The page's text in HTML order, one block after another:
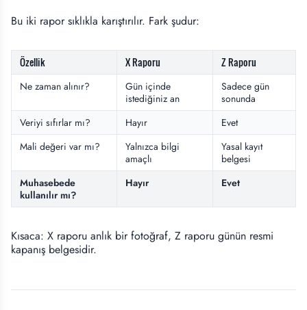
Bu iki rapor sıklıkla karıştırılır. Fark şudur:
Özellik X Raporu Z Raporu
Ne zaman alınır?
Gün içinde
istediğiniz an
Sadece gün
sonunda
Veriyi sıfırlar mı?
Hayır
Evet
Mali değeri var mı?
Yalnızca bilgi
amaçlı
Yasal kayıt
belgesi
Muhasebede
kullanılır mı?
Hayır Evet
Kısaca: X raporu anlık bir fotoğraf, Z raporu günün resmi
kapanış belgesidir.